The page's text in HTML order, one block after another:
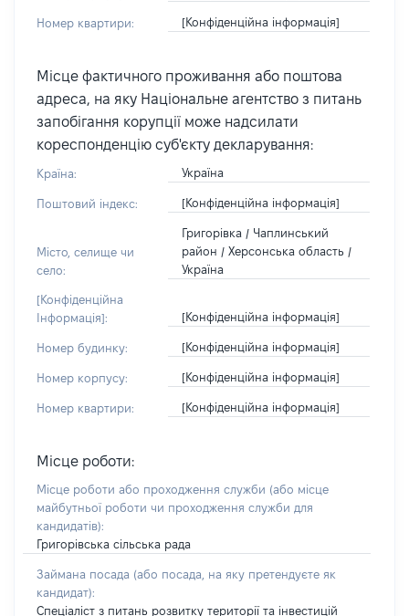
Номер квартири: [Конфіденційна інформація]
Місце фактичного проживання або поштова
адреса, на яку Національне агентство з питань
запобігання корупції може надсилати
кореспонденцію суб'єкту декларування:
Країна: Україна
Поштовий індекс: [Конфіденційна інформація]
Місто, селище чи
село:
Григорівка / Чаплинський
район / Херсонська область /
Україна
[Конфіденційна
Інформація]:
[Конфіденційна інформація]
Номер будинку: [Конфіденційна інформація]
Номер корпусу: [Конфіденційна інформація]
Номер квартири: [Конфіденційна інформація]
Місце роботи:
Місце роботи або проходження служби (або місце
майбутньої роботи чи проходження служби для
кандидатів):
Григорівська сільська рада
Займана посада (або посада, на яку претендуєте як
кандидат):
Спеціаліст з питань розвитку території та інвестицій